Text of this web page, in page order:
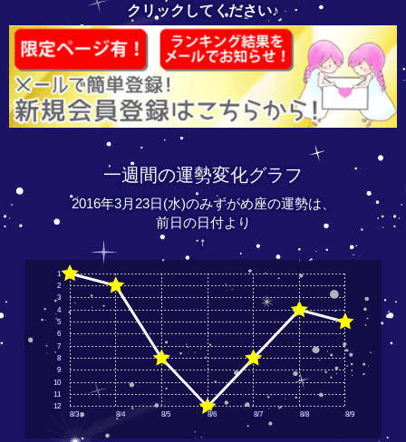
クリックしてください♪
一週間の運勢変化グラフ
2016年3月23日(水)のみずがめ座の運勢は、
前日の日付より
↑
8/3 8/4 8/5 8/6 8/7 8/8 8/9
12
11
10
9
8
7
6
5
4
3
2
1